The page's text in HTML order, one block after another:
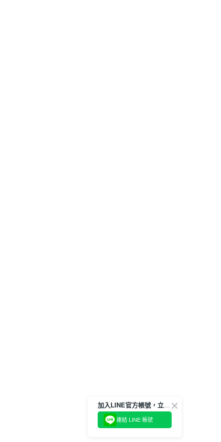
加入LINE官方帳號，立即獲得$100購物金!
連結 LINE 帳號